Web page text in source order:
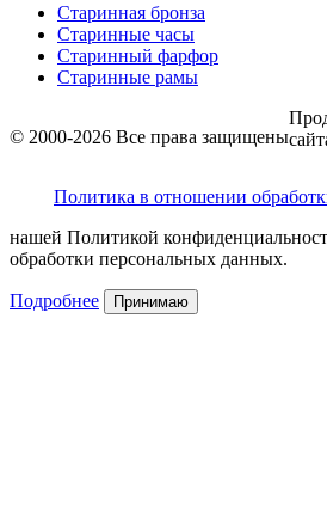
Старинная бронза
Старинные часы
Старинный фарфор
Старинные рамы
© 2000-2026 Все права защищены
Политика в отношении
нашей Политикой
обработки персональных данных.
Подробнее Принимаю